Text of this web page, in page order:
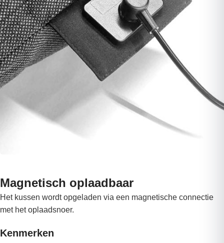
Magnetisch oplaadbaar
Het kussen wordt opgeladen via een magnetische connectie
met het oplaadsnoer.
Kenmerken